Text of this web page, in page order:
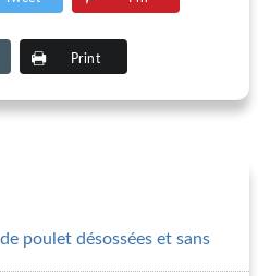
Print
poulet désossées et sans